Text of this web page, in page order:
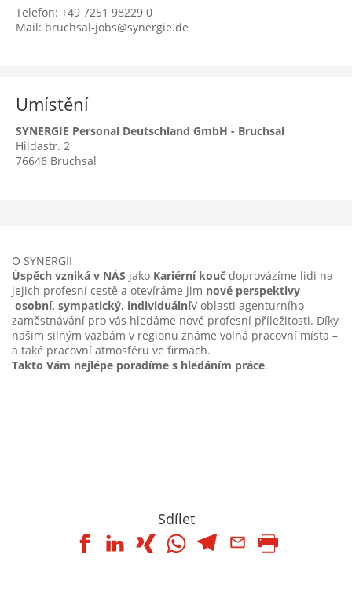
Telefon: +49 7251 98229 0
Mail: bruchsal-jobs@synergie.de
Umístění
SYNERGIE Personal Deutschland GmbH - Bruchsal
Hildastr. 2
76646 Bruchsal
O SYNERGII
Úspěch vzniká v NÁS jako Kariérní kouč doprovázíme lidi na
jejich profesní cestě a otevíráme jim nové perspektivy –
osobní, sympatický, individuálníV oblasti agenturního
zaměstnávání pro vás hledáme nové profesní příležitosti. Díky
našim silným vazbám v regionu známe volná pracovní místa –
a také pracovní atmosféru ve firmách.
Takto Vám nejlépe poradíme s hledáním práce.
Sdílet